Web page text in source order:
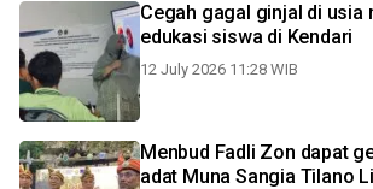
Cegah gagal ginjal di usia
edukasi siswa di Kendari
12 July 2026 11:28 WIB
Menbud Fadli Zon dapat
adat Muna Sangia Tilano